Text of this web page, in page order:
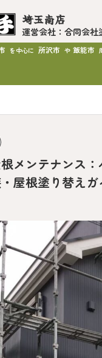
埼玉南店
運営会社：合同会社
を中心に 所沢市 や 飯能市
メンテナンス
屋根塗り替えガ